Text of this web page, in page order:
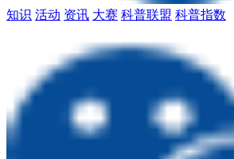
知识 活动 资讯 大赛 科普联盟 科普指数